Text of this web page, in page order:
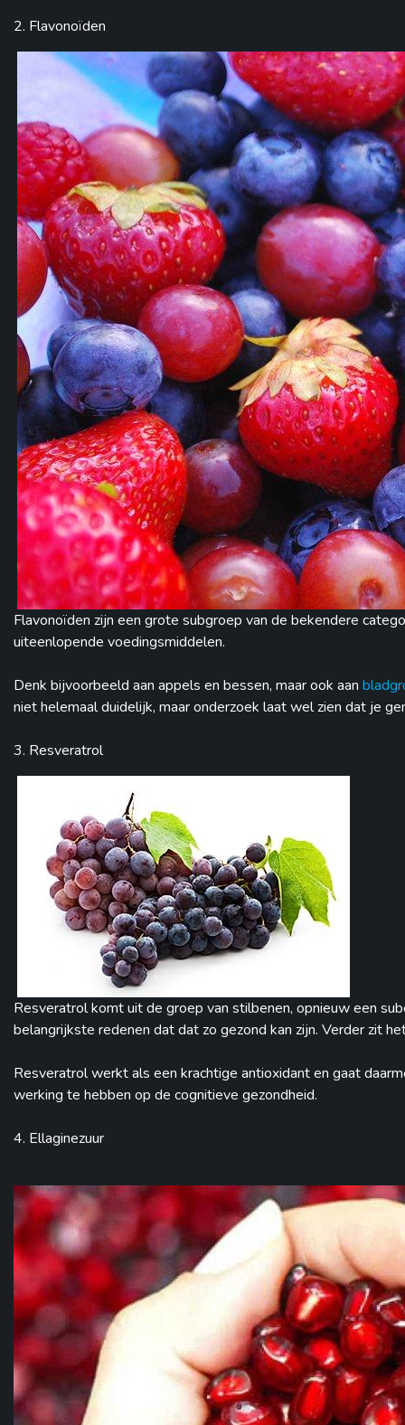
2. Flavonoïden
Flavonoïden zijn een grote subgroep van de bekendere
uiteenlopende voedingsmiddelen.
Denk bijvoorbeeld aan appels en bessen, maar ook aan
niet helemaal duidelijk, maar onderzoek laat wel zien dat je
3. Resveratrol
Resveratrol komt uit de groep van stilbenen, opnieuw een
belangrijkste redenen dat dat zo gezond kan zijn. Verder zit
Resveratrol werkt als een krachtige antioxidant en gaat
werking te hebben op de cognitieve gezondheid.
4. Ellaginezuur